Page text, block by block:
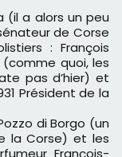
(il a alors un peu
de Corse
: François
(comme quoi, les
pas d’hier) et
Président de la
di Borgo (un
la Corse) et les
François-